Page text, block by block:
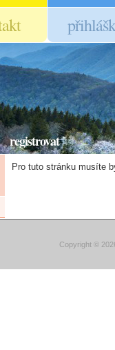
registrovat
Pro tuto stránku musíte
Copyright ©